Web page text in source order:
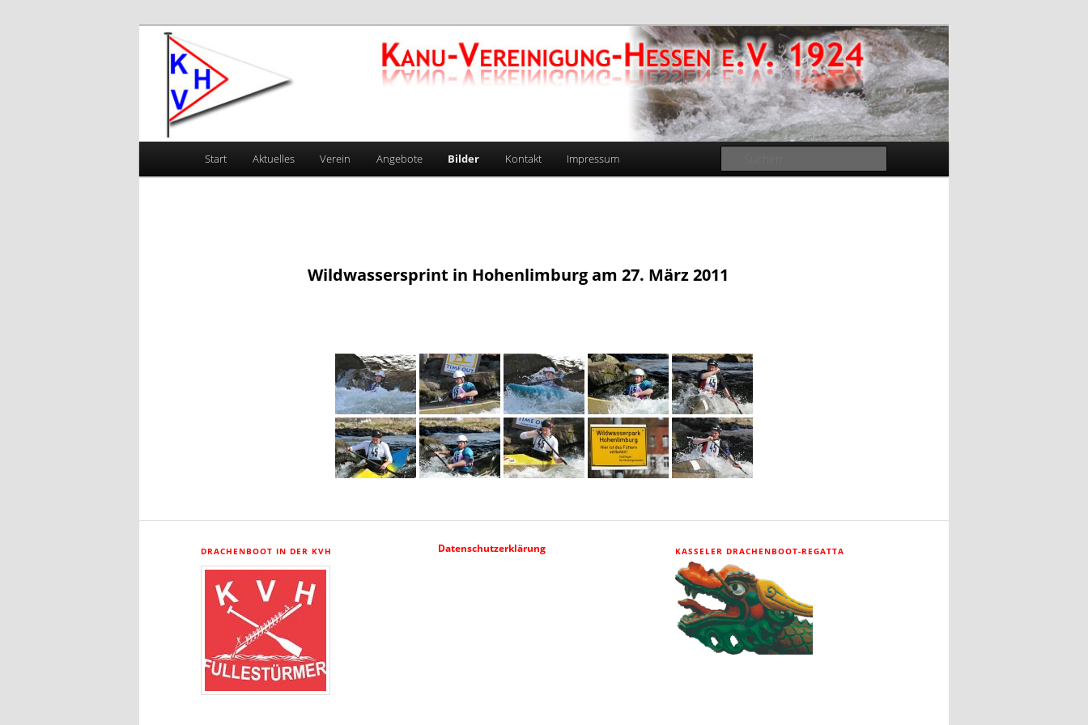
Kanu-Vereinigung-Hessen e.V. 1924
Start Aktuelles Verein Angebote Bilder Kontakt Impressum
Wildwassersprint in Hohenlimburg am 27. März 2011
DRACHENBOOT IN DER KVH Datenschutzerklärung KASSELER DRACHENBOOT-REGATTA